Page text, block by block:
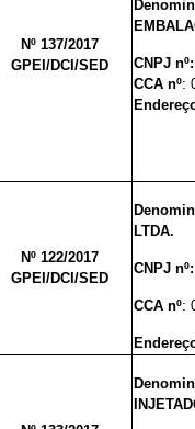
Nº 137/2017
GPEI/DCI/SED
CNPJ
CCA nº:
Nº 122/2017
GPEI/DCI/SED
LTDA.
CNPJ
CCA nº: